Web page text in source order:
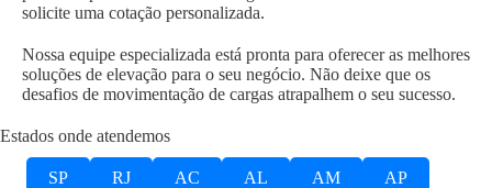
solicite uma cotação personalizada.
Nossa equipe especializada está pronta para oferecer as melhores
soluções de elevação para o seu negócio. Não deixe que os
desafios de movimentação de cargas atrapalhem o seu sucesso.
Estados onde atendemos
SP RJ AC AL AM AP